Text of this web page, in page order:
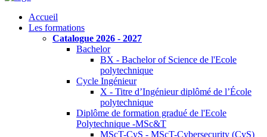
Accueil
Les formations
Catalogue 2026 - 2027
Bachelor
BX - Bachelor of Science de l'Ecole
polytechnique
Cycle Ingénieur
X - Titre d’Ingénieur diplômé de l’École
polytechnique
Diplôme de formation gradué de l'Ecole
Polytechnique -MSc&T
MScT-CyS - MScT-Cybersecurity (CyS)